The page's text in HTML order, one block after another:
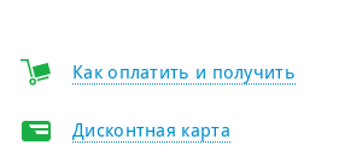
Как оплатить и получить
Дисконтная карта